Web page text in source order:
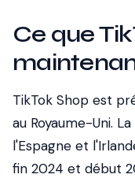
Ce que
TikTok Shop est
au Royaume-Uni.
l'Espagne et
fin 2024 et début